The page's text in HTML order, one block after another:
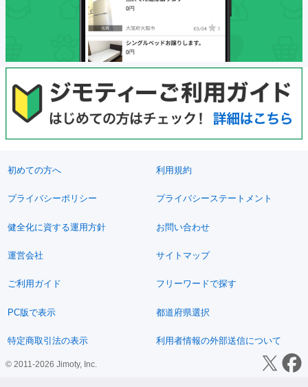
初めての方へ 利用規約
プライバシーポリシー プライバシーステートメント
健全化に資する運用方針 お問い合わせ
運営会社 サイトマップ
ご利用ガイド フリーワードで探す
PC版で表示 都道府県選択
特定商取引法の表示 利用者情報の外部送信について
© 2011-2026 Jimoty, Inc.